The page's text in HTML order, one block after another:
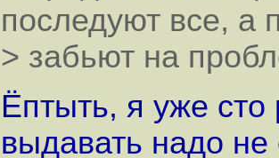
последуют все, а
> забьют на
Ёптыть, я уже сто
выдавать надо не